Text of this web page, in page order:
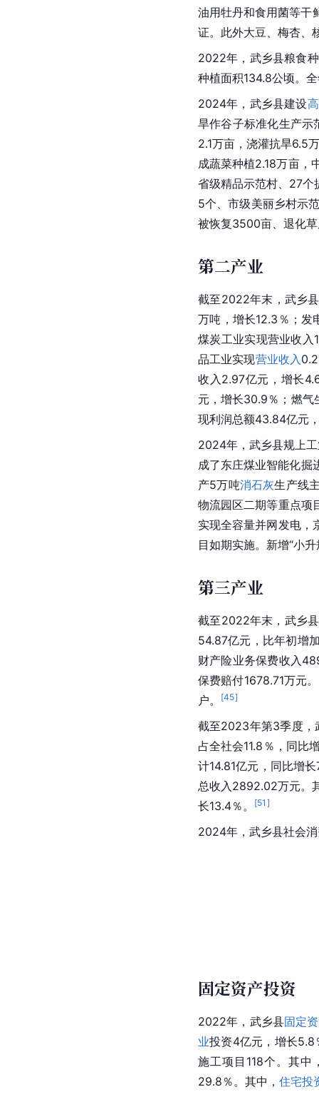
油用牡丹和食用菌等干
证。此外大豆、梅杏、
2022年，武乡县粮食
种植面积134.8公顷。
2024年，武乡县建设
旱作谷子标准化生产示
2.1万亩，浇灌抗旱6.5
成蔬菜种植2.18万亩，
省级精品示范村、27个
5个、市级美丽乡村示
被恢复3500亩、退化
第二产业
截至2022年末，武乡
万吨，增长12.3％；发
煤炭工业实现营业收入
品工业实现营业收入
收入2.97亿元，增长
元，增长30.9％；燃气
现利润总额43.84亿元
2024年，武乡县规上
成了东庄煤业智能化掘
产5万吨消石灰生产线
物流园区二期等重点项
实现全容量并网发电，
目如期实施。新增“小
第三产业
截至2022年末，武乡
54.87亿元，比年初增
财产险业务保费收入
保费赔付1678.71万元。
户。 [45]
截至2023年第3季度，
占全社会11.8％，同比
计14.81亿元，同比增
总收入2892.02万元。
长13.4％。
[51 ]
2024年，武乡县社会
固定资产投资
2022年，武乡县固定
业投资4亿元，增长5.8
施工项目118个。其
29.8％。其中， 住宅投